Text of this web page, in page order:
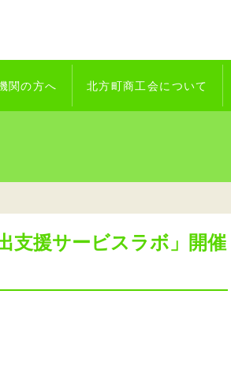
関の方へ 北方町商工会について
支援サービスラボ」開催